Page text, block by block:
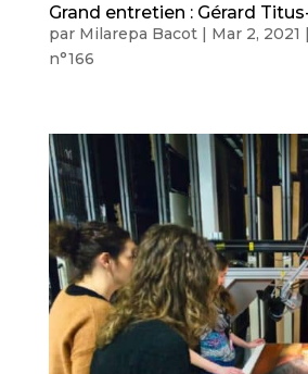
Grand entretien : Gérard
par Milarepa Bacot| Mar 2, 2021 |
n°166